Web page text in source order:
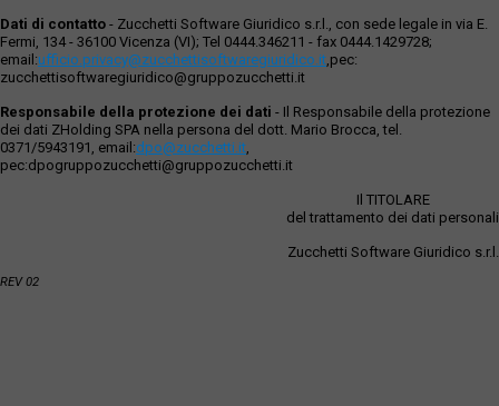
Dati di contatto - Zucchetti Software Giuridico s.r.l., con sede legale in via E.
Fermi, 134 - 36100 Vicenza (VI); Tel 0444.346211 - fax 0444.1429728;
email:ufficio.privacy@zucchettisoftwaregiuridico.it,pec:
zucchettisoftwaregiuridico@gruppozucchetti.it
Responsabile della protezione dei dati - Il Responsabile della protezione
dei dati ZHolding SPA nella persona del dott. Mario Brocca, tel.
0371/5943191, email:dpo@zucchetti.it,
pec:dpogruppozucchetti@gruppozucchetti.it
Il TITOLARE
del trattamento dei dati personali
Zucchetti Software Giuridico s.r.l.
REV 02